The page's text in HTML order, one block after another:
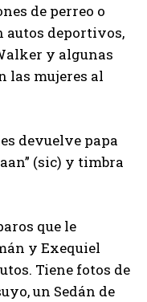
de perreo o
autos deportivos,
y algunas
las mujeres al
devuelve papa
(sic) y timbra
que le
y Exequiel
Tiene fotos de
un Sedán de